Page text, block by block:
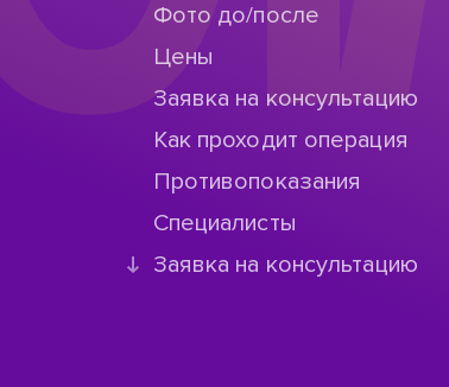
Фото до/после
Цены
Заявка на консультацию
Как проходит операция
Противопоказания
Специалисты
Заявка на консультацию